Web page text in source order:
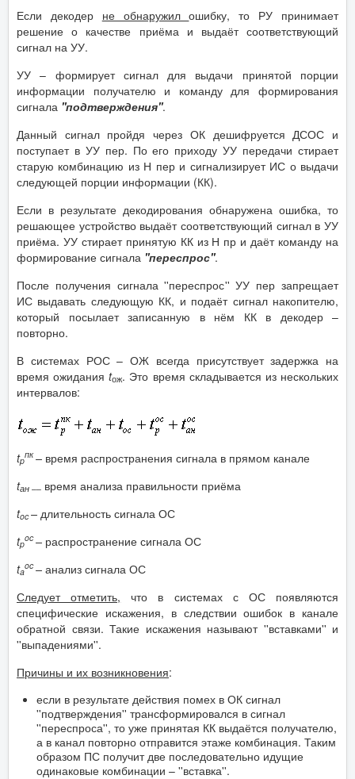
Если декодер не обнаружилошибку, то РУ принимает
решение о качестве приёма и выдаёт соответствующий
сигнал на УУ.
УУ – формирует сигнал для выдачи принятой порции
информации получателю и команду для формирования
сигнала ''подтверждения''.
Данный сигнал пройдя через ОК дешифруется ДСОС и
поступает в УУ пер. По его приходу УУ передачи стирает
старую комбинацию из Н пер и сигнализирует ИС о выдачи
следующей порции информации (КК).
Если в результате декодирования обнаружена ошибка, то
решающее устройство выдаёт соответствующий сигнал в УУ
приёма. УУ стирает принятую КК из Н пр и даёт команду на
формирование сигнала ''переспрос''.
После получения сигнала ''переспрос'' УУ пер запрещает
ИС выдавать следующую КК, и подаёт сигнал накопителю,
который посылает записанную в нём КК в декодер –
повторно.
В системах РОС – ОЖ всегда присутствует задержка на
время ожиданияtож. Это время складывается из нескольких
интервалов:
tp
пк– время распространения сигнала в прямом канале
tан –– время анализа правильности приёма
toc– длительность сигнала ОС
tp
oc– распространение сигнала ОС
ta
oc– анализ сигнала ОС
Следует отметить, что в системах с ОС появляются
специфические искажения, в следствии ошибок в канале
обратной связи. Такие искажения называют ''вставками'' и
''выпадениями''.
Причины и их возникновения:
если в результате действия помех в ОК сигнал
''подтверждения'' трансформировался в сигнал
''переспроса'', то уже принятая КК выдаётся получателю,
а в канал повторно отправится этаже комбинация. Таким
образом ПС получит две последовательно идущие
одинаковые комбинации – ''вставка''.